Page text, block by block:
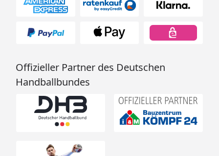
Offizieller Partner des Deutschen
Handballbundes